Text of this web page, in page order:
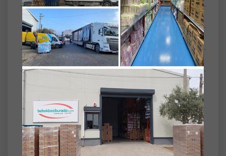
Tüm Yorumlar
Tüm Sorular
Anket
6'lı
Sebamed Clear Face Kompakt Yüz
Temizleme Barı Sabun Sivilceye Yatkın Cilt
100GR (6 Lı Set)